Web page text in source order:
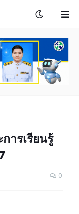
ารเรียนรู้
0